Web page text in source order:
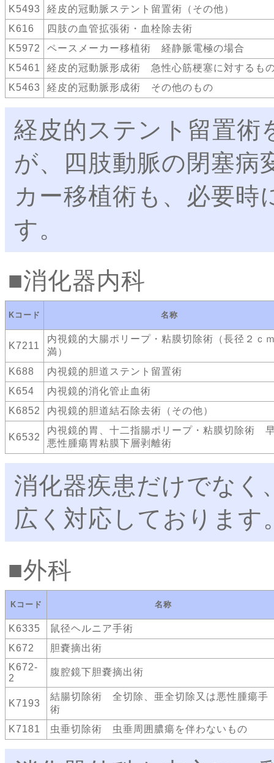
K5493
経皮的冠動脈ステント留置術（その他）
K616
四肢の血管拡張術・血栓除去術
K5972
ペースメーカー移植術 経静脈電極の場合
K5461
経皮的冠動脈形成術 急性心筋梗塞に対するも
K5463
経皮的冠動脈形成術 その他のもの
経皮的ステント留置術
が、四肢動脈の閉塞病
カー移植術も、必要時
す。
消化器内科
Kコード 名称
K7211
内視鏡的大腸ポリープ・粘膜切除術（長径２ｃ
満）
K688
内視鏡的胆道ステント留置術
K654
内視鏡的消化管止血術
K6852
内視鏡的胆道結石除去術（その他）
K6532
内視鏡的胃、十二指腸ポリープ・粘膜切除術
悪性腫瘍胃粘膜下層剥離術
消化器疾患だけでなく
広く対応しております
外科
Kコード 名称
K6335
鼠径ヘルニア手術
K672
胆嚢摘出術
K672-
2
腹腔鏡下胆嚢摘出術
K7193
結腸切除術 全切除、亜全切除又は悪性腫瘍手
術
K7181
虫垂切除術 虫垂周囲膿瘍を伴わないもの